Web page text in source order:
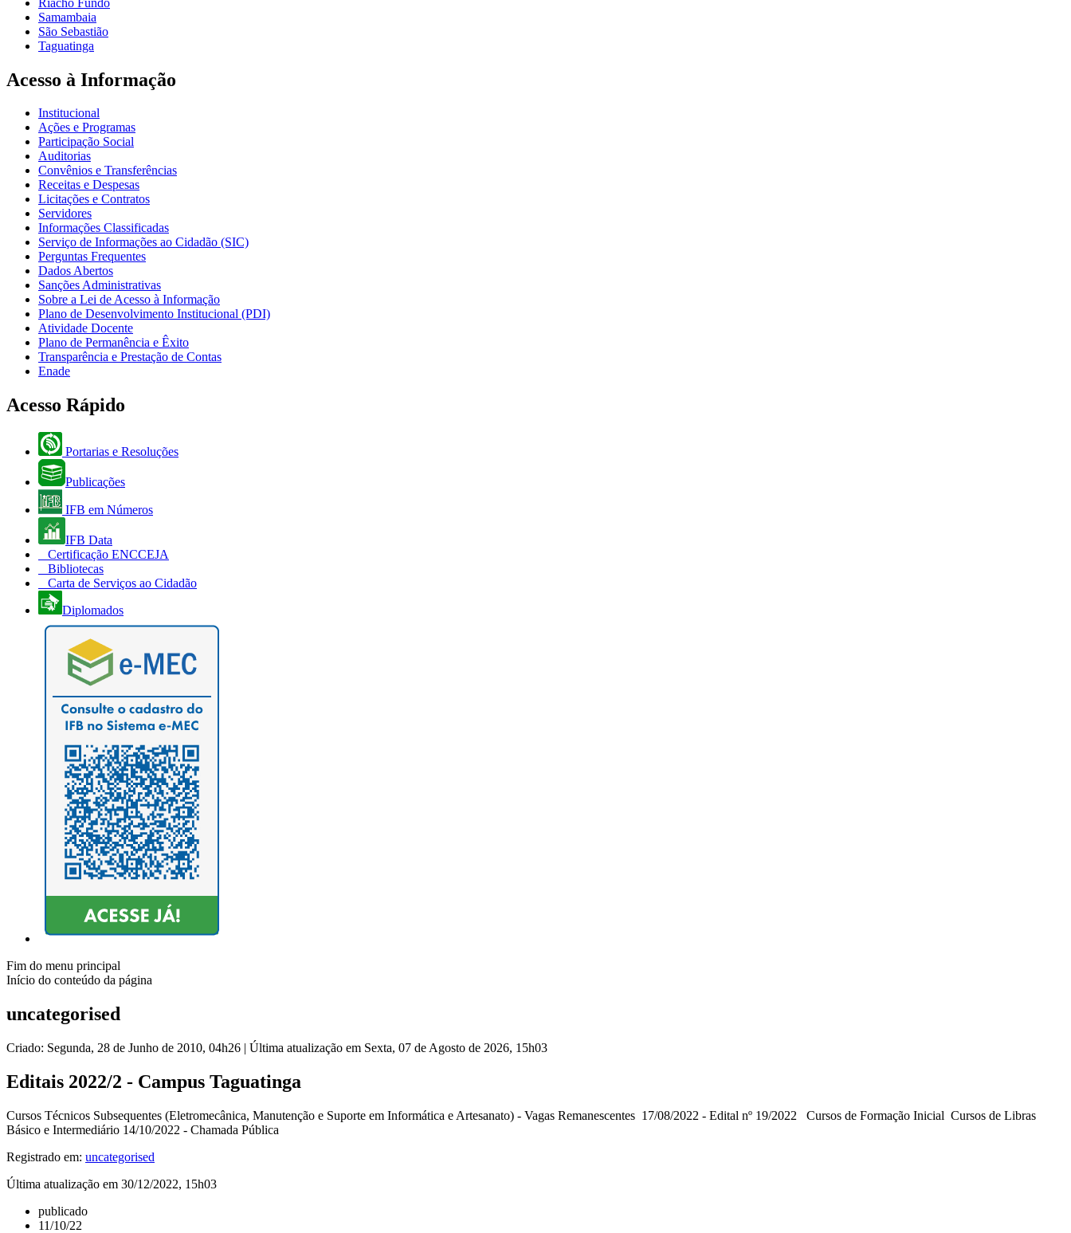
Samambaia
São Sebastião
Taguatinga
Acesso à Informação
Institucional
Ações e Programas
Participação Social
Auditorias
Convênios e Transferências
Receitas e Despesas
Licitações e Contratos
Servidores
Informações Classificadas
Serviço de Informações ao Cidadão (SIC)
Perguntas Frequentes
Dados Abertos
Sanções Administrativas
Sobre a Lei de Acesso à Informação
Plano de Desenvolvimento Institucional (PDI)
Atividade Docente
Plano de Permanência e Êxito
Transparência e Prestação de Contas
Enade
Acesso Rápido
Portarias e Resoluções
Publicações
IFB em Números
IFB Data
Certificação ENCCEJA
Bibliotecas
Carta de Serviços ao Cidadão
Diplomados
Fim do menu principal
Início do conteúdo da página
uncategorised
Criado: Segunda, 28 de Junho de 2010, 04h26 | Última atualização em Sexta, 07 de Agosto de 2026, 15h03
Editais 2022/2 - Campus Taguatinga
Cursos Técnicos Subsequentes (Eletromecânica, Manutenção e Suporte em Informática e Artesanato) - Vagas Remanescentes 17/08/2022 - Edital nº 19/2022 Cursos de Formação Inicial Cursos de Libras
Básico e Intermediário 14/10/2022 - Chamada Pública
Registrado em: uncategorised
Última atualização em 30/12/2022, 15h03
publicado
11/10/22